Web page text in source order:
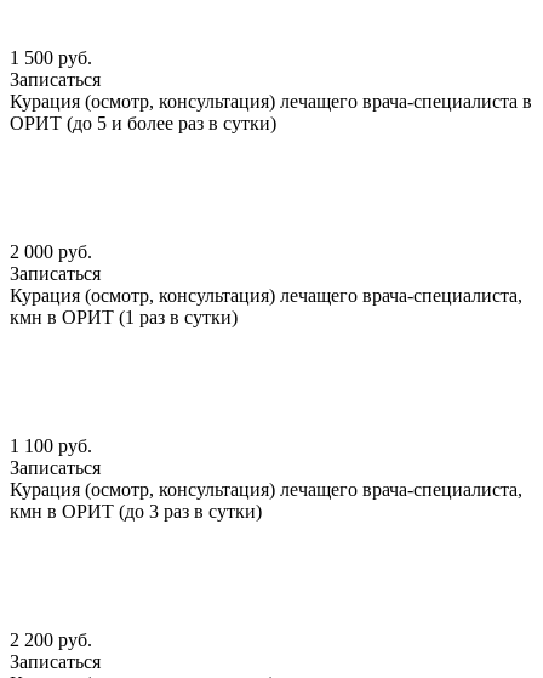
1 500 руб.
Записаться
Курация (осмотр, консультация) лечащего врача-специалиста в
ОРИТ (до 5 и более раз в сутки)
2 000 руб.
Записаться
Курация (осмотр, консультация) лечащего врача-специалиста,
кмн в ОРИТ (1 раз в сутки)
1 100 руб.
Записаться
Курация (осмотр, консультация) лечащего врача-специалиста,
кмн в ОРИТ (до 3 раз в сутки)
2 200 руб.
Записаться